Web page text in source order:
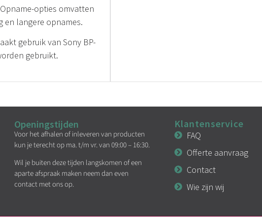
opties omvatten
en langere opnames.
gebruik van Sony BP-
gebruikt.
Openingstijden
Voor het afhalen of inleveren van producten
kun je terecht op ma. t/m vr. van 09:00 – 16:30.
Wil je buiten deze tijden langskomen of een
aparte afspraak maken neem dan even
contact met ons op.
Klantenservice
FAQ
Offerte aanvraag
Contact
Wie zijn wij